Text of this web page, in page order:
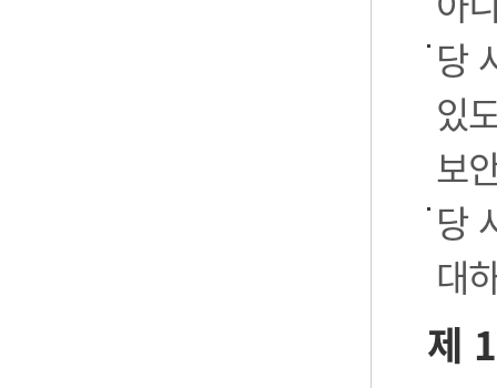
당
있
보
당
대
제